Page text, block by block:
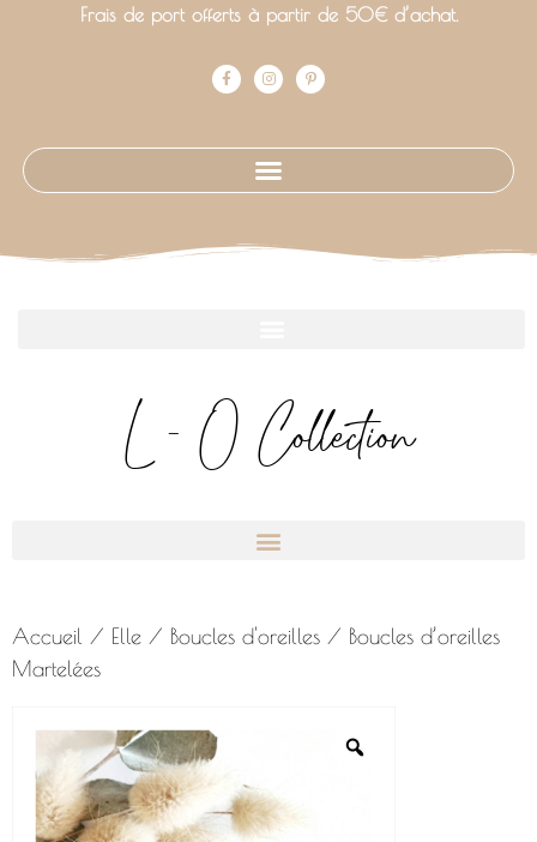
Frais de port offerts à partir de 50€ d’achat.
L - O Collection
Accueil / Elle / Boucles d'oreilles / Boucles d’oreilles
Martelées